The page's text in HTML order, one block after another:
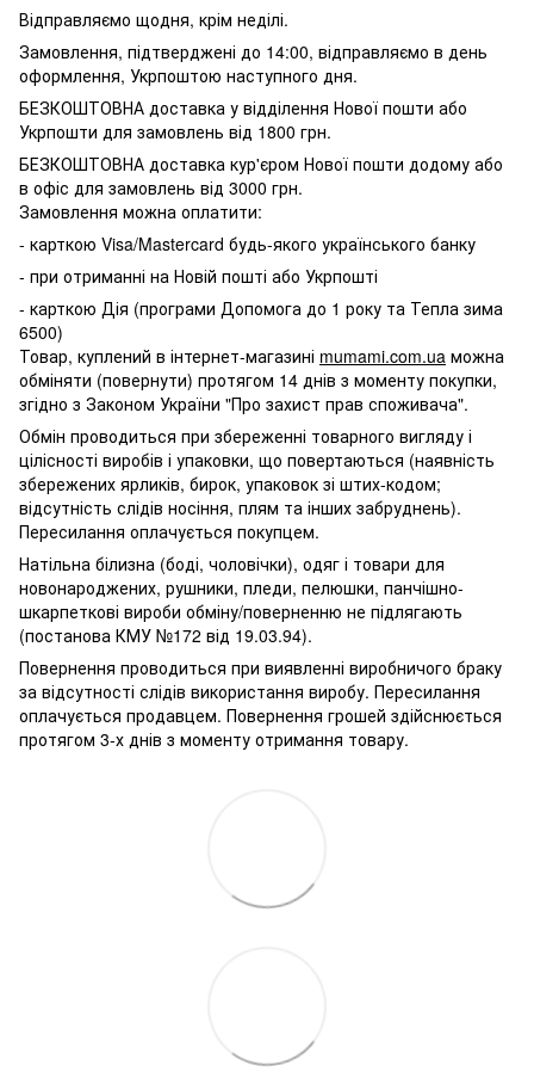
Відправляємо щодня, крім неділі.
Замовлення, підтверджені до 14:00, відправляємо в день
оформлення, Укрпоштою наступного дня.
БЕЗКОШТОВНА доставка у відділення Нової пошти або
Укрпошти для замовлень від 1800 грн.
БЕЗКОШТОВНА доставка кур'єром Нової пошти додому або
в офіс для замовлень від 3000 грн.
Замовлення можна оплатити:
- карткою Visa/Mastercard будь-якого українського банку
- при отриманні на Новій пошті або Укрпошті
- карткою Дія (програми Допомога до 1 року та Тепла зима
6500)
Товар, куплений в інтернет-магазині mumami.com.ua можна
обміняти (повернути) протягом 14 днів з моменту покупки,
згідно з Законом України "Про захист прав споживача".
Обмін проводиться при збереженні товарного вигляду і
цілісності виробів і упаковки, що повертаються (наявність
збережених ярликів, бирок, упаковок зі штих-кодом;
відсутність слідів носіння, плям та інших забруднень).
Пересилання оплачується покупцем.
Натільна білизна (боді, чоловічки), одяг і товари для
новонароджених, рушники, пледи, пелюшки, панчішно-
шкарпеткові вироби обміну/поверненню не підлягають
(постанова КМУ №172 від 19.03.94).
Повернення проводиться при виявленні виробничого браку
за відсутності слідів використання виробу. Пересилання
оплачується продавцем. Повернення грошей здійснюється
протягом 3-х днів з моменту отримання товару.